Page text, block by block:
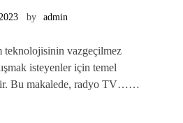
by admin
teknolojisinin vazgeçilmez
isteyenler için temel
Bu makalede, radyo TV……